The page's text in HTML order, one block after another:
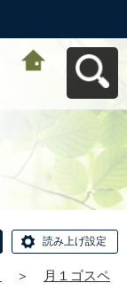
読み上げ設定
＞
月１ゴスペ